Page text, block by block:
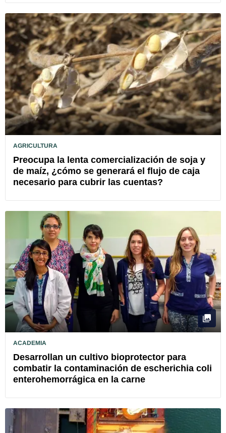
AGRICULTURA
Preocupa la lenta comercialización de soja y
de maíz, ¿cómo se generará el flujo de caja
necesario para cubrir las cuentas?
ACADEMIA
Desarrollan un cultivo bioprotector para
combatir la contaminación de escherichia coli
enterohemorrágica en la carne